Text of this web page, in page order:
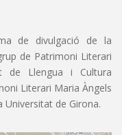
de divulgació de la
de Patrimoni Literari
de Llengua i Cultura
Literari Maria Àngels
Universitat de Girona.